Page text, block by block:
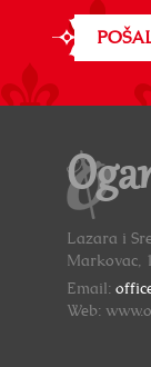
Lazara i
Markovac,
Email:
Web: